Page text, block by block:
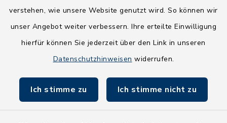
verstehen, wie unsere Website genutzt wird. So können wir
unser Angebot weiter verbessern. Ihre erteilte Einwilligung
hierfür können Sie jederzeit über den Link in unseren
Datenschutzhinweisen widerrufen.
Ich stimme zu Ich stimme nicht zu
NEU! Amtsbroschüre 2026
Holsteiner Auenland
Fundbüro